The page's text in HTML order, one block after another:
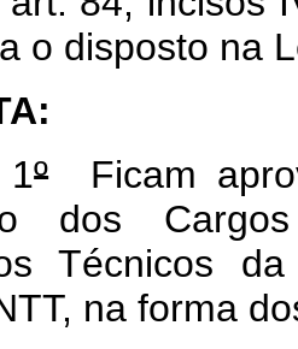
o disposto na
1ºFicam
dos
Técnicos
na forma